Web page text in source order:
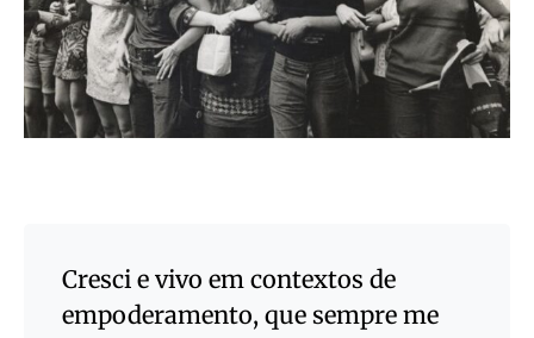
Cresci e vivo em contextos de
empoderamento, que sempre me